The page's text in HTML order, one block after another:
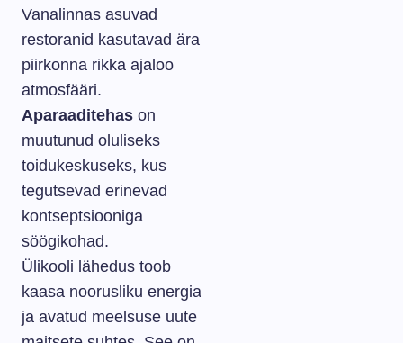
Vanalinnas asuvad
restoranid kasutavad ära
piirkonna rikka ajaloo
atmosfääri.
Aparaaditehas on
muutunud oluliseks
toidukeskuseks, kus
tegutsevad erinevad
kontseptsiooniga
söögikohad.
Ülikooli lähedus toob
kaasa noorusliku energia
ja avatud meelsuse uute